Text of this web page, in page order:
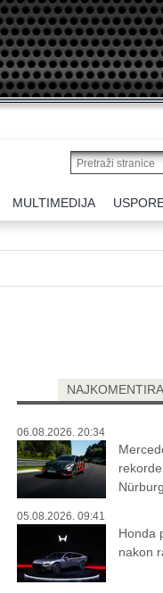
MULTIMEDIJA
06.08.2026. 20:34
05.08.2026. 09:41
Honda
nakon